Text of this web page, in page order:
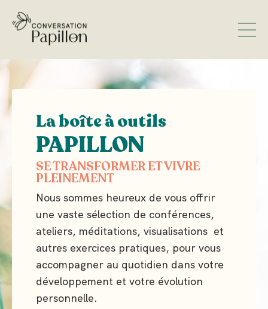
La boîte à outils
PAPILLON
SE TRANSFORMER ET VIVRE
PLEINEMENT
Nous sommes heureux de vous offrir
une vaste sélection de conférences,
ateliers, méditations, visualisations et
autres exercices pratiques, pour vous
accompagner au quotidien dans votre
développement et votre évolution
personnelle.